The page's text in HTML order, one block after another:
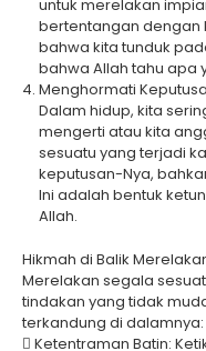
untuk merelakan
bertentangan dengan
bahwa kita tunduk
bahwa Allah tahu apa
Menghormati
Dalam hidup, kita
mengerti atau kita
sesuatu yang terjadi
keputusan-Nya,
Ini adalah bentuk
Allah.
Hikmah di Balik
Merelakan segala
tindakan yang tidak
terkandung di dalamnya:
 Ketentraman Batin: